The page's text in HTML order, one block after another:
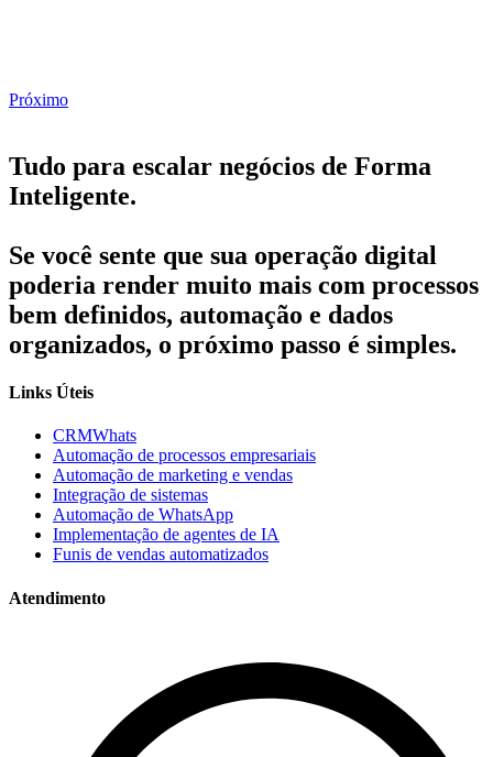
Próximo
Tudo para escalar negócios de Forma
Inteligente.
Se você sente que sua operação digital
poderia render muito mais com processos
bem definidos, automação e dados
organizados, o próximo passo é simples.
Links Úteis
CRMWhats
Automação de processos empresariais
Automação de marketing e vendas
Integração de sistemas
Automação de WhatsApp
Implementação de agentes de IA
Funis de vendas automatizados
Atendimento